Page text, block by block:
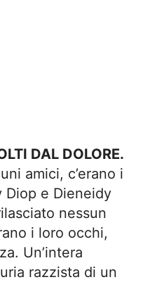
DAL DOLORE.
amici, c’erano i
e Dieneidy
nessun
i loro occhi,
Un’intera
razzista di un